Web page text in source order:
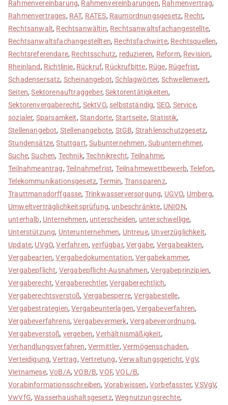
Rahmenvereinbarung, Rahmenvereinbarungen, Rahmenvertrag,
Rahmenvertrages, RAT, RATES, Raumordnungsgesetz, Recht,
Rechtsanwalt, Rechtsanwältin, Rechtsanwaltsfachangestellte,
Rechtsanwaltsfachangestellten, Rechtsfachwirte, Rechtsquellen,
Rechtsreferendare, Rechtsschutz, reduzieren, Reform, Revision,
Rheinland, Richtlinie, Rückruf, Rückrufbitte, Rüge, Rügefrist,
Schadensersatz, Scheinangebot,Schlagwörter, Schwellenwert,
Seiten,Sektorenauftraggeber,Sektorentätigkeiten,
Sektorenvergaberecht, SektVO, selbstständig, SEO, Service,
sozialer, Sparsamkeit, Standorte, Startseite, Statistik,
Stellenangebot, Stellenangebote, StGB, Strahlenschutzgesetz,
Stundensätze,Stuttgart,Subunternehmen, Subunternehmer,
Suche,Suchen, Technik,Technikrecht, Teilnahme,
Teilnahmeantrag, Teilnahmefrist, Teilnahmewettbewerb,Telefon,
Telekommunikationsgesetz,Termin, Transparenz,
Trauttmansdorffgasse, Trinkwasserversorgung, UGVO, Umberg,
Umweltverträglichkeitsprüfung, unbeschränkte, UNION,
unterhalb, Unternehmen, unterscheiden, unterschwellige,
Unterstützung, Unterunternehmen, Untreue, Unverzüglichkeit,
Update, UVgO,Verfahren,verfügbar,Vergabe, Vergabeakten,
Vergabearten,Vergabedokumentation,Vergabekammer,
Vergabepflicht, Vergabepflicht-Ausnahmen,Vergabeprinzipien,
Vergaberecht,Vergaberechtler,Vergaberechtlich,
Vergaberechtsverstoß, Vergabesperre,Vergabestelle,
Vergabestrategien,Vergabeunterlagen,Vergabeverfahren,
Vergabeverfahrens,Vergabevermerk, Vergabeverordnung,
Vergabeverstoß, vergeben,Verhältnismäßigkeit,
Verhandlungsverfahren, Vermittler, Vermögensschaden,
Verteidigung,Vertrag, Vertretung, Verwaltungsgericht,VgV,
Vietnamese,VoB/A,VOB/B,VOF,VOL/B,
Vorabinformationsschreiben, Vorabwissen, Vorbefasster,VSVgV,
VwVfG,Wasserhaushaltsgesetz,Wegnutzungsrechte,